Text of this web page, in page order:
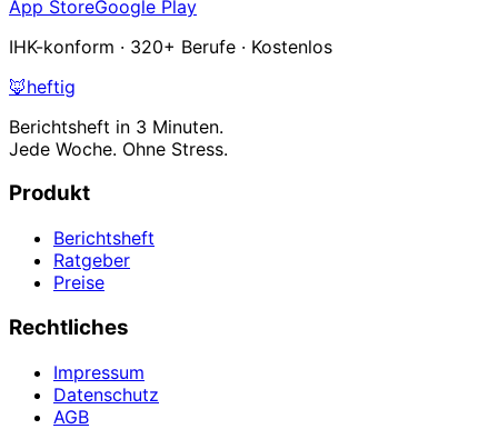
App StoreGoogle Play
IHK-konform · 320+ Berufe · Kostenlos
🦊heftig
Berichtsheft in 3 Minuten.
Jede Woche. Ohne Stress.
Produkt
Berichtsheft
Ratgeber
Preise
Rechtliches
Impressum
Datenschutz
AGB